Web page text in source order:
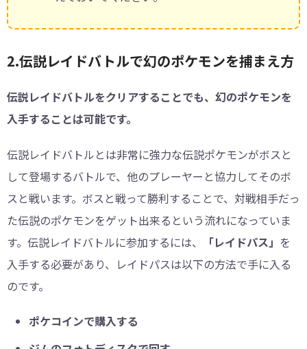
2.伝説レイドバトルで幻のポケモンを捕まえ方
伝説レイドバトルをクリアすることでも、幻のポケモンを
入手することは可能です。
伝説レイドバトルとは非常に強力な伝説ポケモンがボスと
して登場するバトルで、他のプレーヤーと協力してそのボ
スと戦います。ボスと戦って勝利することで、対戦相手だっ
た伝説のポケモンをゲット出来るという流れになっていま
す。伝説レイドバトルに参加するには、
「レイドパス」 を
入手する必要があり、レイドパスは以下の方法で手に入る
のです。
ポケコインで購入する